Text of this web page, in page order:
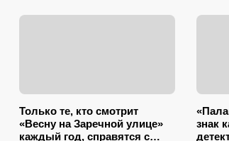
Только те, кто смотрит
«Весну на Заречной улице»
каждый год, справятся с
знак